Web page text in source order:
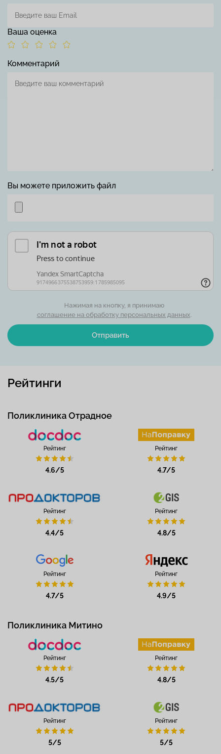
Ваша оценка
Комментарий
Вы можете приложить файл
Отправить
Нажимая на кнопку, я принимаю
соглашение на обработку персональных данных.
Рейтинги
Поликлиника Отрадное
Рейтинг
4.6/5
Рейтинг
4.7/5
Рейтинг
4.4/5
Рейтинг
4.8/5
Рейтинг
4.7/5
Рейтинг
4.9/5
Поликлиника Митино
Рейтинг
4.5/5
Рейтинг
4.8/5
Рейтинг
5/5
Рейтинг
5/5